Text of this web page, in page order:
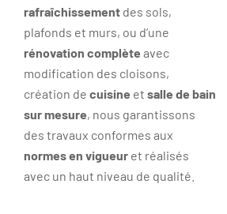
rafraîchissement des sols,
plafonds et murs, ou d’une
rénovation complète avec
modification des cloisons,
création de cuisine et salle de bain
sur mesure, nous garantissons
des travaux conformes aux
normes en vigueur et réalisés
avec un haut niveau de qualité.